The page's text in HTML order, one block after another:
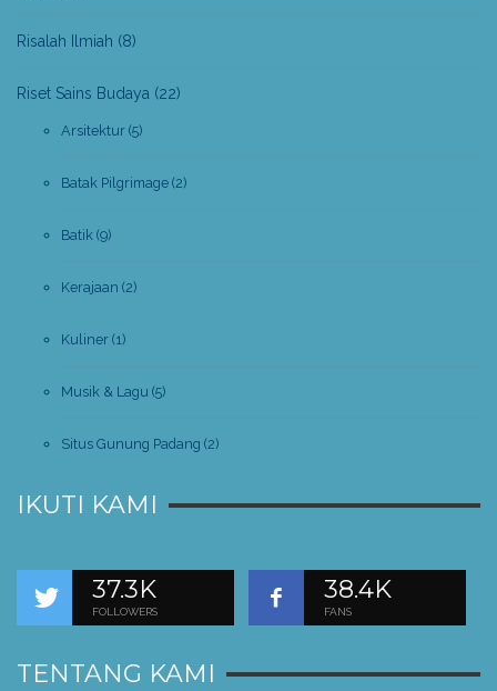
Risalah Ilmiah (8)
Riset Sains Budaya (22)
Arsitektur (5)
Batak Pilgrimage (2)
Batik (9)
Kerajaan (2)
Kuliner (1)
Musik & Lagu (5)
Situs Gunung Padang (2)
IKUTI KAMI
37.3K
FOLLOWERS
38.4K
FANS
TENTANG KAMI